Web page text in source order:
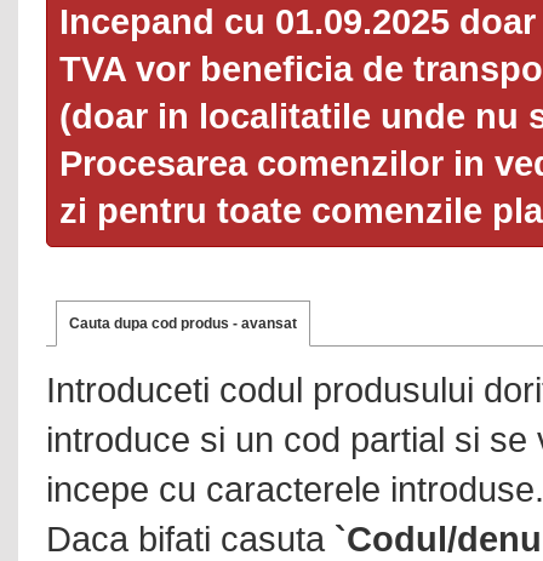
Incepand cu 01.09.2025
TVA vor beneficia de
(doar in localitatile unde nu
Procesarea comenzilor in
zi pentru toate comenzile
Cauta dupa cod produs - avansat
Introduceti codul produsului
introduce si un cod partial si
incepe cu caracterele introduse.
Daca bifati casuta `Codul/